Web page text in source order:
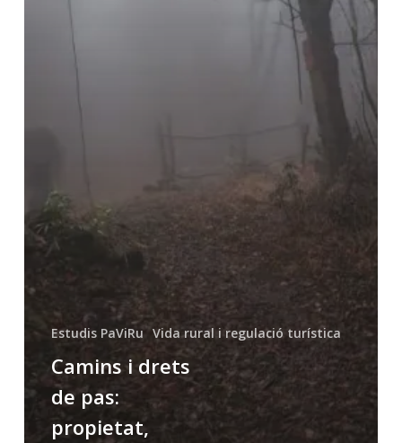
Estudis PaViRu Vida rural i regulació turística
Camins i drets
de pas:
propietat,